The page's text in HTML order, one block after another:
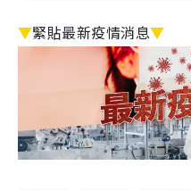
▼緊貼最新疫情消息▼